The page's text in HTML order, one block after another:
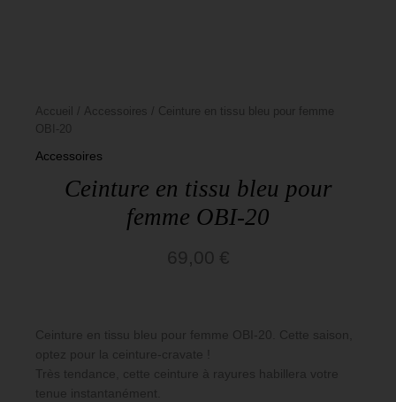
Aska
Basiques
Accueil Accessoires
/ Ceinture en tissu bleu pour femme
OBI-20
Accessoires
Ceinture en tissu bleu pour
femme OBI-20
69,00 €
Ceinture en tissu bleu pour femme OBI-20. Cette saison,
optez pour la ceinture-cravate !
Très tendance, cette ceinture à rayures habillera votre
tenue instantanément.